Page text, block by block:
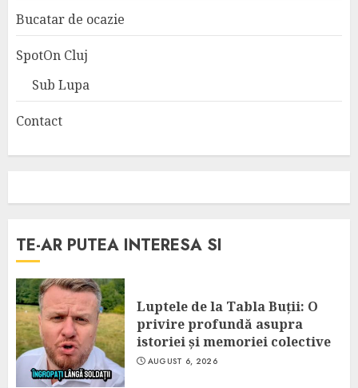
Bucatar de ocazie
SpotOn Cluj
Sub Lupa
Contact
TE-AR PUTEA INTERESA SI
Luptele de la Tabla Buții: O
privire profundă asupra
istoriei și memoriei colective
AUGUST 6, 2026